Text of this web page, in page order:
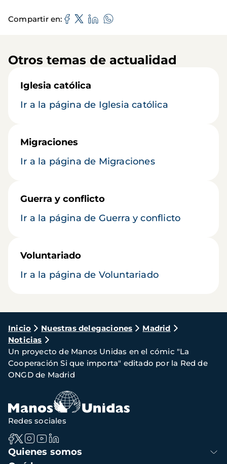
Compartir en
Otros temas de actualidad
Iglesia católica
Ir a la página de Iglesia católica
Migraciones
Ir a la página de Migraciones
Guerra y conflicto
Ir a la página de Guerra y conflicto
Voluntariado
Ir a la página de Voluntariado
Ruta
de
navegación
Inicio Nuestras delegaciones
Madrid
Noticias
Un proyecto de Manos Unidas en el cómic "La
Cooperación Si que importa" editado por la Red de
ONGD de Madrid
Navegación
principal
Quienes somos
Redes sociales